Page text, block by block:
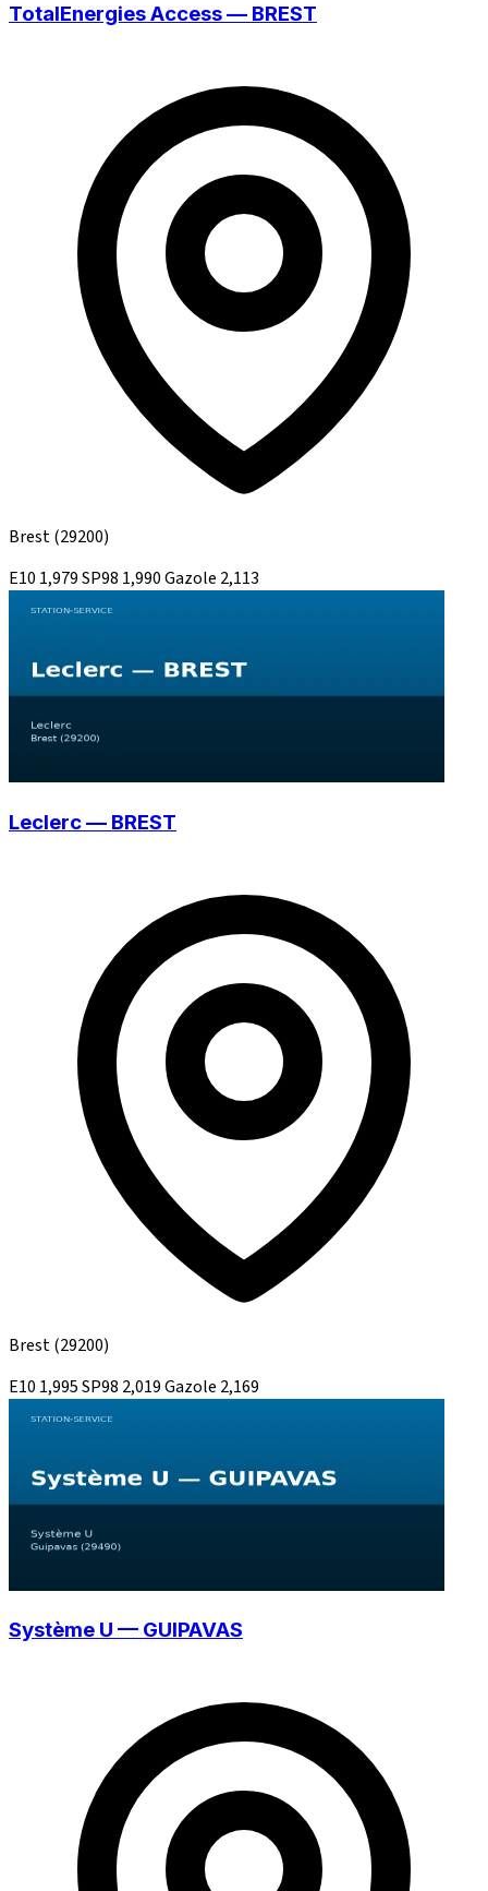
TotalEnergies Access — BREST
Brest(29200)
E10 1,979SP98 1,990Gazole 2,113
Leclerc — BREST
Brest(29200)
E10 1,995SP98 2,019Gazole 2,169
Système U — GUIPAVAS